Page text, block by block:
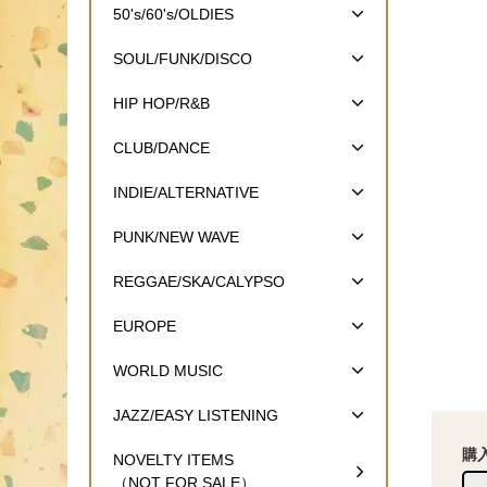
購
50's/60's/OLDIES
SOUL/FUNK/DISCO
HIP HOP/R&B
CLUB/DANCE
INDIE/ALTERNATIVE
PUNK/NEW WAVE
REGGAE/SKA/CALYPSO
EUROPE
WORLD MUSIC
JAZZ/EASY LISTENING
NOVELTY ITEMS
（NOT FOR SALE）